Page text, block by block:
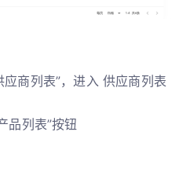
商列表”，进入 供应商列表
品列表”按钮